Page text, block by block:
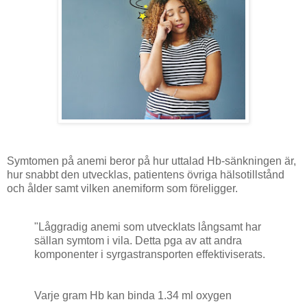
Symtomen på anemi beror på hur uttalad Hb-sänkningen är,
hur snabbt den utvecklas, patientens övriga hälsotillstånd
och ålder samt vilken anemiform som föreligger.
"Låggradig anemi som utvecklats långsamt har
sällan symtom i vila. Detta pga av att andra
komponenter i syrgastransporten effektiviserats.
Varje gram Hb kan binda 1.34 ml oxygen